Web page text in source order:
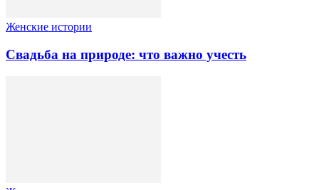
Женские истории
Свадьба на природе: что важно учесть